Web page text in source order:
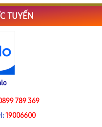
TUYẾN
789 369
19006600